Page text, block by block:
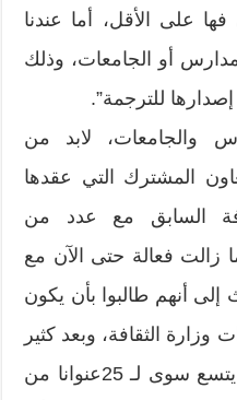
توزيعها وبذلك ستجني تكإلى فها على الأقل،‮ ‬أما عندنا
فليس هناك تزويد لمكتبات المدارس أو الجامعات،‮ ‬وذلك
ومع ذكر المكتبات بالمدارس والجامعات،‮ ‬لابد من
المشترك التي عقدها
السابق مع عدد من
فترته،‮ ‬والتي ما زالت فعالة حتى الآن مع
د.مغيث إلى أنهم طالبوا بأن يكون
هناك‮ “‬كشك‮” ‬دائم لبيع إصدارات وزارة الثقافة،‮ ‬وبعد كثير